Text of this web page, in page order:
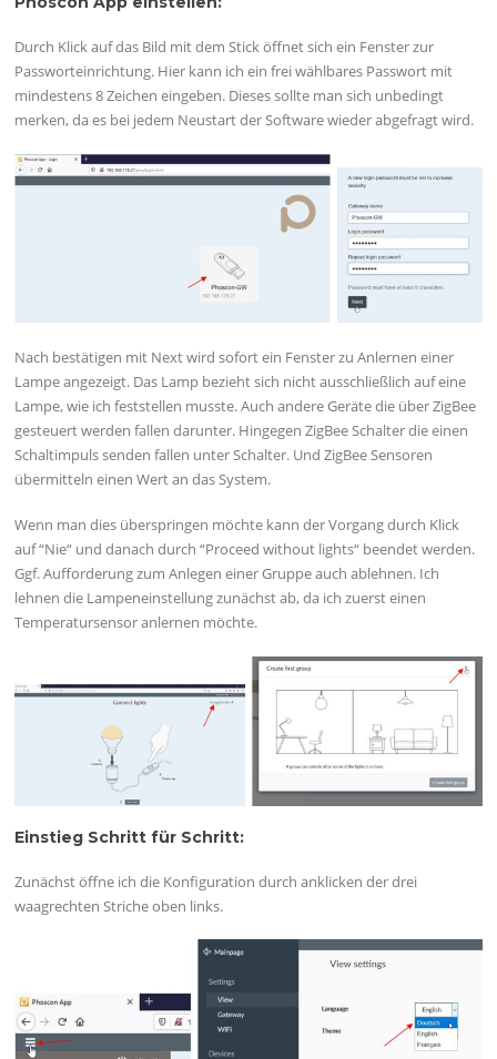
Durch Klick auf das Bild mit dem Stick öffnet sich ein Fenster zur
Passworteinrichtung. Hier kann ich ein frei wählbares Passwort mit
mindestens 8 Zeichen eingeben. Dieses sollte man sich unbedingt
merken, da es bei jedem Neustart der Software wieder abgefragt wird.
Nach bestätigen mit Next wird sofort ein Fenster zu Anlernen einer
Lampe angezeigt. Das Lamp bezieht sich nicht ausschließlich auf eine
Lampe, wie ich feststellen musste. Auch andere Geräte die über ZigBee
gesteuert werden fallen darunter. Hingegen ZigBee Schalter die einen
Schaltimpuls senden fallen unter Schalter. Und ZigBee Sensoren
übermitteln einen Wert an das System.
Wenn man dies überspringen möchte kann der Vorgang durch Klick
auf “Nie“ und danach durch “Proceed without lights“ beendet werden.
Ggf. Aufforderung zum Anlegen einer Gruppe auch ablehnen. Ich
lehnen die Lampeneinstellung zunächst ab, da ich zuerst einen
Temperatursensor anlernen möchte.
Einstieg Schritt für Schritt:
Zunächst öffne ich die Konfiguration durch anklicken der drei
waagrechten Striche oben links.